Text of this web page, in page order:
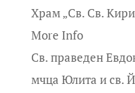
Храм „Св. Св.
More Info
Св. праведен
мчца Юлита и св.